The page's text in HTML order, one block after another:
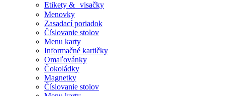
Etikety & visačky
Menovky
Zasadací poriadok
Číslovanie stolov
Menu karty
Informačné kartičky
Omaľovánky
Čokoládky
Magnetky
Číslovanie stolov